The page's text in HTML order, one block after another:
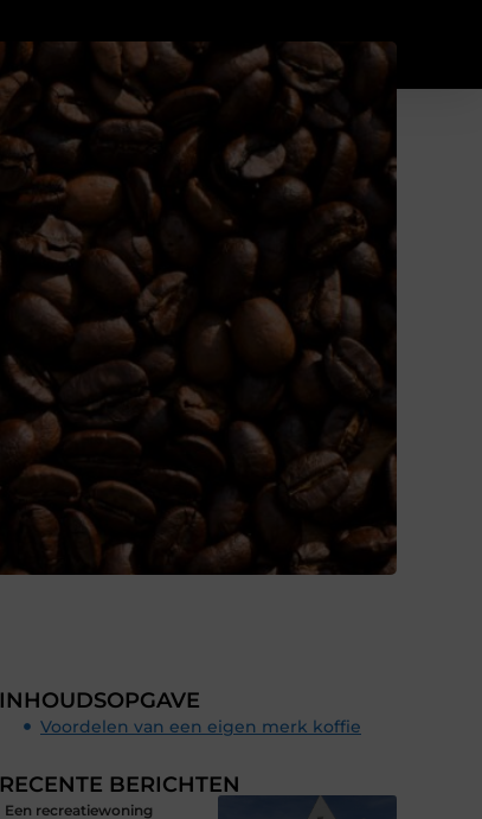
INHOUDSOPGAVE
Voordelen van een eigen merk koffie
RECENTE BERICHTEN
Een recreatiewoning